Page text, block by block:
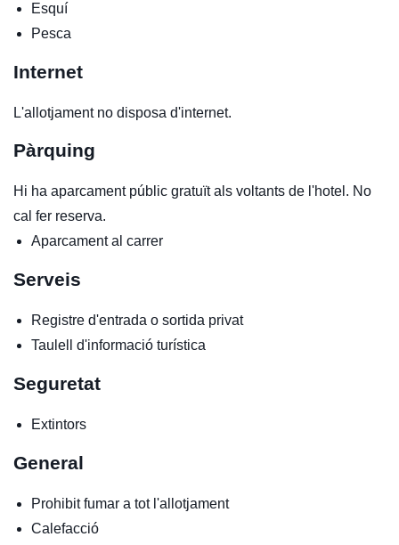
Esquí
Pesca
Internet
L'allotjament no disposa d'internet.
Pàrquing
Hi ha aparcament públic gratuït als voltants de l'hotel. No
cal fer reserva.
Aparcament al carrer
Serveis
Registre d'entrada o sortida privat
Taulell d'informació turística
Seguretat
Extintors
General
Prohibit fumar a tot l'allotjament
Calefacció